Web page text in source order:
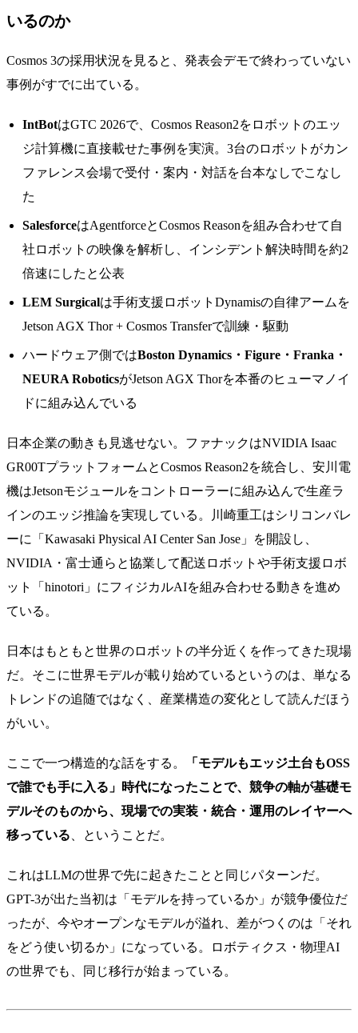
いるのか
Cosmos 3の採用状況を見ると、発表会デモで終わっていない
事例がすでに出ている。
IntBotはGTC 2026で、Cosmos Reason2をロボットのエッ
ジ計算機に直接載せた事例を実演。3台のロボットがカン
ファレンス会場で受付・案内・対話を台本なしでこなし
た
SalesforceはAgentforceとCosmos Reasonを組み合わせて自
社ロボットの映像を解析し、インシデント解決時間を約2
倍速にしたと公表
LEM Surgicalは手術支援ロボットDynamisの自律アームを
Jetson AGX Thor + Cosmos Transferで訓練・駆動
ハードウェア側ではBoston Dynamics・Figure・Franka・
NEURA RoboticsがJetson AGX Thorを本番のヒューマノイ
ドに組み込んでいる
日本企業の動きも見逃せない。ファナックはNVIDIA Isaac
GR00TプラットフォームとCosmos Reason2を統合し、安川電
機はJetsonモジュールをコントローラーに組み込んで生産ラ
インのエッジ推論を実現している。川崎重工はシリコンバレ
ーに「Kawasaki Physical AI Center San Jose」を開設し、
NVIDIA・富士通らと協業して配送ロボットや手術支援ロボ
ット「hinotori」にフィジカルAIを組み合わせる動きを進め
ている。
日本はもともと世界のロボットの半分近くを作ってきた現場
だ。そこに世界モデルが載り始めているというのは、単なる
トレンドの追随ではなく、産業構造の変化として読んだほう
がいい。
ここで一つ構造的な話をする。
「モデルもエッジ土台もOSS
で誰でも手に入る」時代になったことで、競争の軸が基礎モ
デルそのものから、現場での実装・統合・運用のレイヤーへ
移っている 、ということだ。
これはLLMの世界で先に起きたことと同じパターンだ。
GPT-3が出た当初は「モデルを持っているか」が競争優位だ
ったが、今やオープンなモデルが溢れ、差がつくのは「それ
をどう使い切るか」になっている。ロボティクス・物理AI
の世界でも、同じ移行が始まっている。